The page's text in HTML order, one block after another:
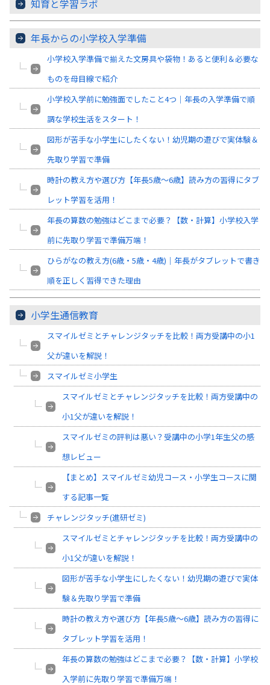
知育と学習ラボ
年長からの小学校入学準備
小学校入学準備で揃えた文房具や袋物！あると便利＆必要な
ものを母目線で紹介
小学校入学前に勉強面でしたこと4つ｜年長の入学準備で順
調な学校生活をスタート！
図形が苦手な小学生にしたくない！幼児期の遊びで実体験＆
先取り学習で準備
時計の教え方や選び方【年長5歳～6歳】読み方の習得にタブ
レット学習を活用！
年長の算数の勉強はどこまで必要？【数・計算】小学校入学
前に先取り学習で準備万端！
ひらがなの教え方(6歳・5歳・4歳)｜年長がタブレットで書き
順を正しく習得できた理由
小学生通信教育
スマイルゼミとチャレンジタッチを比較！両方受講中の小1
父が違いを解説！
スマイルゼミ小学生
スマイルゼミとチャレンジタッチを比較！両方受講中の
小1父が違いを解説！
スマイルゼミの評判は悪い？受講中の小学1年生父の感
想レビュー
【まとめ】スマイルゼミ幼児コース・小学生コースに関
する記事一覧
チャレンジタッチ(進研ゼミ)
スマイルゼミとチャレンジタッチを比較！両方受講中の
小1父が違いを解説！
図形が苦手な小学生にしたくない！幼児期の遊びで実体
験＆先取り学習で準備
時計の教え方や選び方【年長5歳～6歳】読み方の習得に
タブレット学習を活用！
年長の算数の勉強はどこまで必要？【数・計算】小学校
入学前に先取り学習で準備万端！